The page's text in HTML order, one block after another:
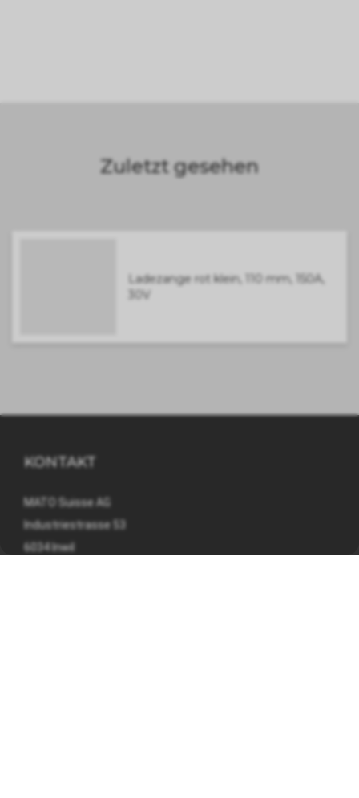
Zuletzt gesehen
Ladezange rot klein, 110 mm, 150A,
30V
KONTAKT
MATO Suisse AG
Industriestrasse 53
6034 Inwil